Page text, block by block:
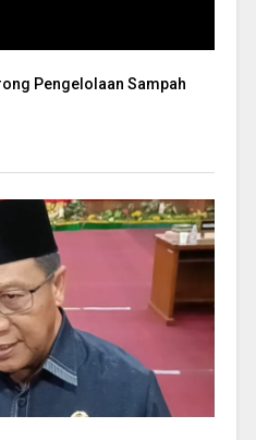
Pengelolaan Sampah